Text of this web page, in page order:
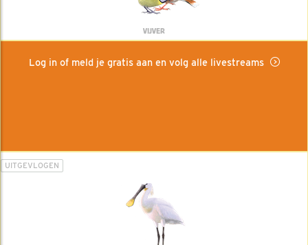
VIJVER
Log in of meld je gratis aan en volg alle livestreams
UITGEVLOGEN